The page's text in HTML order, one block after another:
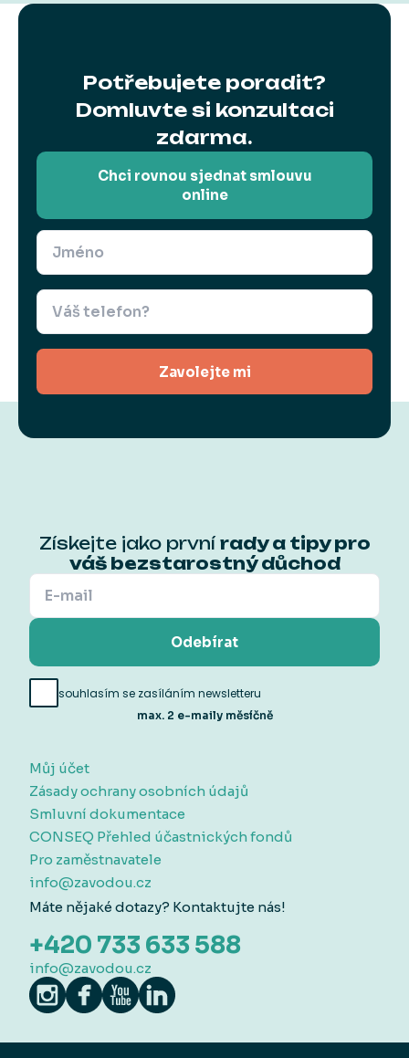
Potřebujete poradit?
Domluvte si konzultaci
zdarma.
Chci rovnou sjednat smlouvu
online
Zavolejte mi
Získejte jako první rady a tipy pro
váš bezstarostný důchod
Odebírat
souhlasím se zasíláním newsletteru
max. 2 e-maily měsíčně
Můj účet
Zásady ochrany osobních údajů
Smluvní dokumentace
CONSEQ Přehled účastnických fondů
Pro zaměstnavatele
info@zavodou.cz
Máte nějaké dotazy? Kontaktujte nás!
+420 733 633 588
info@zavodou.cz